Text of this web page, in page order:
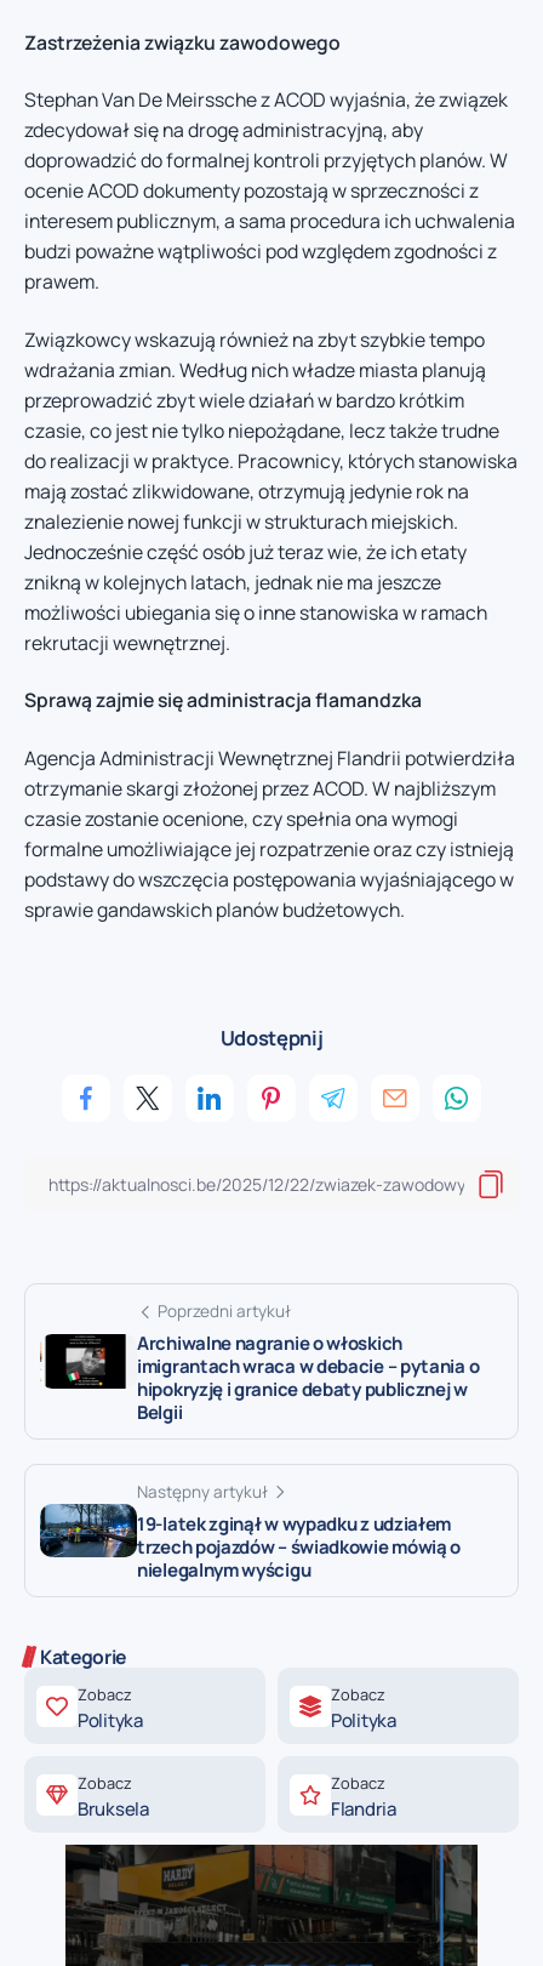
Zastrzeżenia związku zawodowego
Stephan Van De Meirssche z ACOD wyjaśnia, że związek
zdecydował się na drogę administracyjną, aby
doprowadzić do formalnej kontroli przyjętych planów. W
ocenie ACOD dokumenty pozostają w sprzeczności z
interesem publicznym, a sama procedura ich uchwalenia
budzi poważne wątpliwości pod względem zgodności z
prawem.
Związkowcy wskazują również na zbyt szybkie tempo
wdrażania zmian. Według nich władze miasta planują
przeprowadzić zbyt wiele działań w bardzo krótkim
czasie, co jest nie tylko niepożądane, lecz także trudne
do realizacji w praktyce. Pracownicy, których stanowiska
mają zostać zlikwidowane, otrzymują jedynie rok na
znalezienie nowej funkcji w strukturach miejskich.
Jednocześnie część osób już teraz wie, że ich etaty
znikną w kolejnych latach, jednak nie ma jeszcze
możliwości ubiegania się o inne stanowiska w ramach
rekrutacji wewnętrznej.
Sprawą zajmie się administracja flamandzka
Agencja Administracji Wewnętrznej Flandrii potwierdziła
otrzymanie skargi złożonej przez ACOD. W najbliższym
czasie zostanie ocenione, czy spełnia ona wymogi
formalne umożliwiające jej rozpatrzenie oraz czy istnieją
podstawy do wszczęcia postępowania wyjaśniającego w
sprawie gandawskich planów budżetowych.
Udostępnij
Poprzedni artykuł
Archiwalne nagranie o włoskich
imigrantach wraca w debacie – pytania o
hipokryzję i granice debaty publicznej w
Belgii
Następny artykuł
19-latek zginął w wypadku z udziałem
trzech pojazdów – świadkowie mówią o
nielegalnym wyścigu
Kategorie
Zobacz
Polityka
Zobacz
Polityka
Zobacz
Bruksela
Zobacz
Flandria